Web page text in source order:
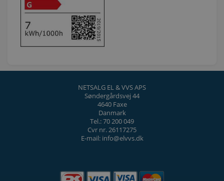
NETSALG EL & VVS APS
Søndergårdsvej 44
4640 Faxe
Danmark
Tel.: 70 200 049
Cvr nr. 26117275
E-mail: info@elvvs.dk